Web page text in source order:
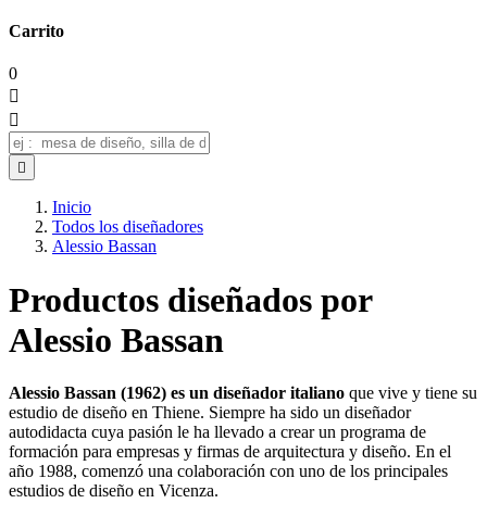
Carrito
0



Inicio
Todos los diseñadores
Alessio Bassan
Productos diseñados por
Alessio Bassan
Alessio Bassan (1962) es un diseñador italiano que vive y tiene su
estudio de diseño en Thiene. Siempre ha sido un diseñador
autodidacta cuya pasión le ha llevado a crear un programa de
formación para empresas y firmas de arquitectura y diseño. En el
año 1988, comenzó una colaboración con uno de los principales
estudios de diseño en Vicenza.